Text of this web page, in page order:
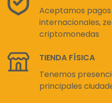
Aceptamos
internacionales,
criptomonedas
TIENDA FÍSICA
Tenemos
principales